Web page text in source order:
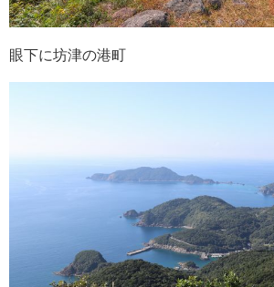
眼下に坊津の港町